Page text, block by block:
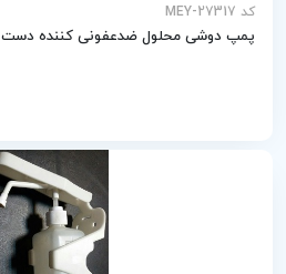
کد MEY-27317
پمپ دوشی محلول ضدعفونی کننده دست